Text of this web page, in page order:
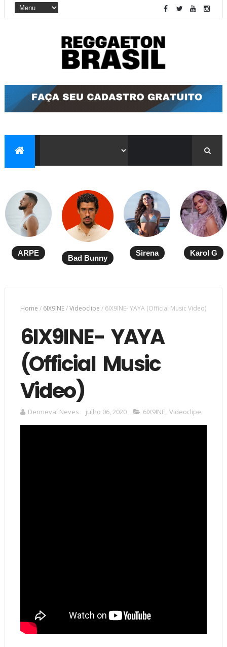
ARPE
Bad Bunny
Sirena Karol G
Home / 6IX9INE/Videoclipe / 6IX9INE- YAYA (Official Music Video)
6IX9INE- YAYA
(Official Music
Video)
Dermeval Neves julho 06, 2020 6IX9INE, Videoclipe